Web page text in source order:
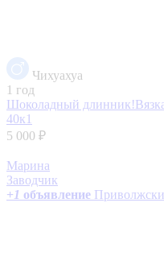
Чихуахуа
1 год
Шоколадный
40к1
5 000 ₽
Марина
Заводчик
+1 объявление